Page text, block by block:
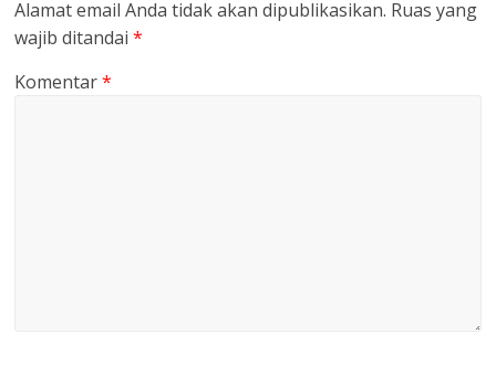
Alamat email Anda tidak akan dipublikasikan. Ruas yang
wajib ditandai*
Komentar*